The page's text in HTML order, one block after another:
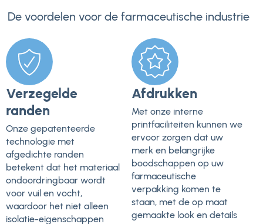
De voordelen voor de farmaceutische industrie
Verzegelde
randen
Onze gepatenteerde
technologie met
afgedichte randen
betekent dat het materiaal
ondoordringbaar wordt
voor vuil en vocht,
waardoor het niet alleen
isolatie-eigenschappen
Afdrukken
Met onze interne
printfaciliteiten kunnen we
ervoor zorgen dat uw
merk en belangrijke
boodschappen op uw
farmaceutische
verpakking komen te
staan, met de op maat
gemaakte look en details